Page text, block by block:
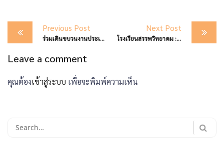
Post
navigation
Previous Post
ร่วมเดินขบวนงานประเพณี “ลอยกระทงสายไหลประทีป ๑๐๐๐ ดวง ประจำปี ๒๕๖๘
Next Post
โรงเรียนสรรพวิทยาคม : จัดการแข่งขันกีฬาสีภายในโรงเรียน ประจำปีการศึกษา ๒๕๖๘
Leave a comment
คุณต้องเข้าสู่ระบบ เพื่อจะพิมพ์ความเห็น
Search